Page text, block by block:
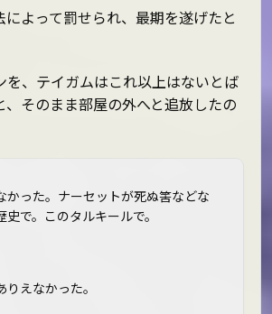
によって罰せられ、最期を遂げたと
を、テイガムはこれ以上はないとば
、そのまま部屋の外へと追放したの
かった。ナーセットが死ぬ筈などな
で。このタルキールで。
えなかった。